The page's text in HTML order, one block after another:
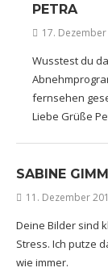
PETRA
17.
Wusstest du
fernsehen
Liebe Grüße
SABINE GIMM
11. Dezember
Deine Bilder sind
Stress. Ich putze
wie immer.